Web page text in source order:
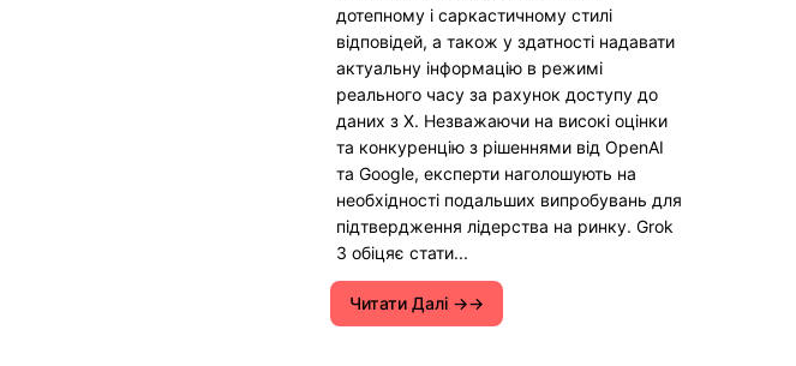
дотепному і саркастичному стилі
відповідей, а також у здатності надавати
актуальну інформацію в режимі
реального часу за рахунок доступу до
даних з X. Незважаючи на високі оцінки
та конкуренцію з рішеннями від OpenAI
та Google, експерти наголошують на
необхідності подальших випробувань для
підтвердження лідерства на ринку. Grok
3 обіцяє стати...
Читати Далі →